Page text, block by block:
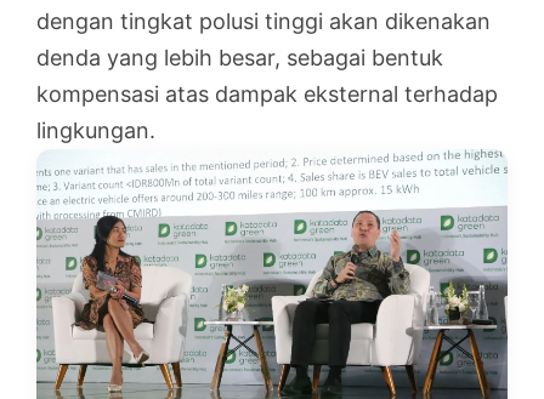
dengan tingkat polusi tinggi akan dikenakan
denda yang lebih besar, sebagai bentuk
kompensasi atas dampak eksternal terhadap
lingkungan.